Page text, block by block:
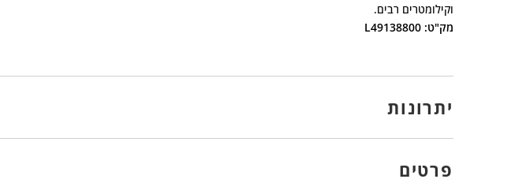
וקילומטרים רבים.
מק"ט: L49138800
יתרונות
פרטים